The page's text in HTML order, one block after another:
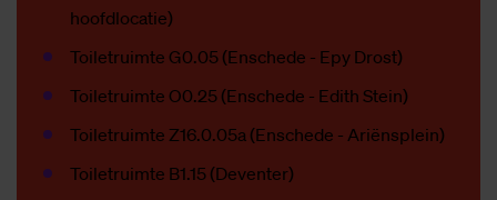
hoofdlocatie)
Toiletruimte G0.05 (Enschede - Epy Drost)
Toiletruimte O0.25 (Enschede - Edith Stein)
Toiletruimte Z16.0.05a (Enschede - Ariënsplein)
Toiletruimte B1.15 (Deventer)